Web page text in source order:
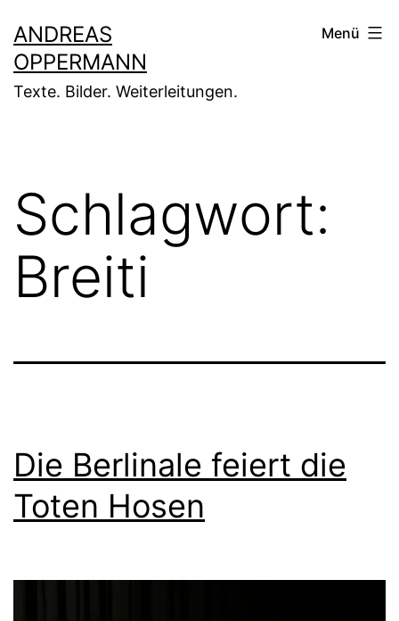
Inhalt
springen
ANDREAS
OPPERMANN
Texte. Bilder. Weiterleitungen.
Menü
Schlagwort:
Breiti
Die Berlinale feiert die
Toten Hosen